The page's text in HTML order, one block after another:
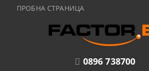
0896 738700
ПРОБНА СТРАНИЦА